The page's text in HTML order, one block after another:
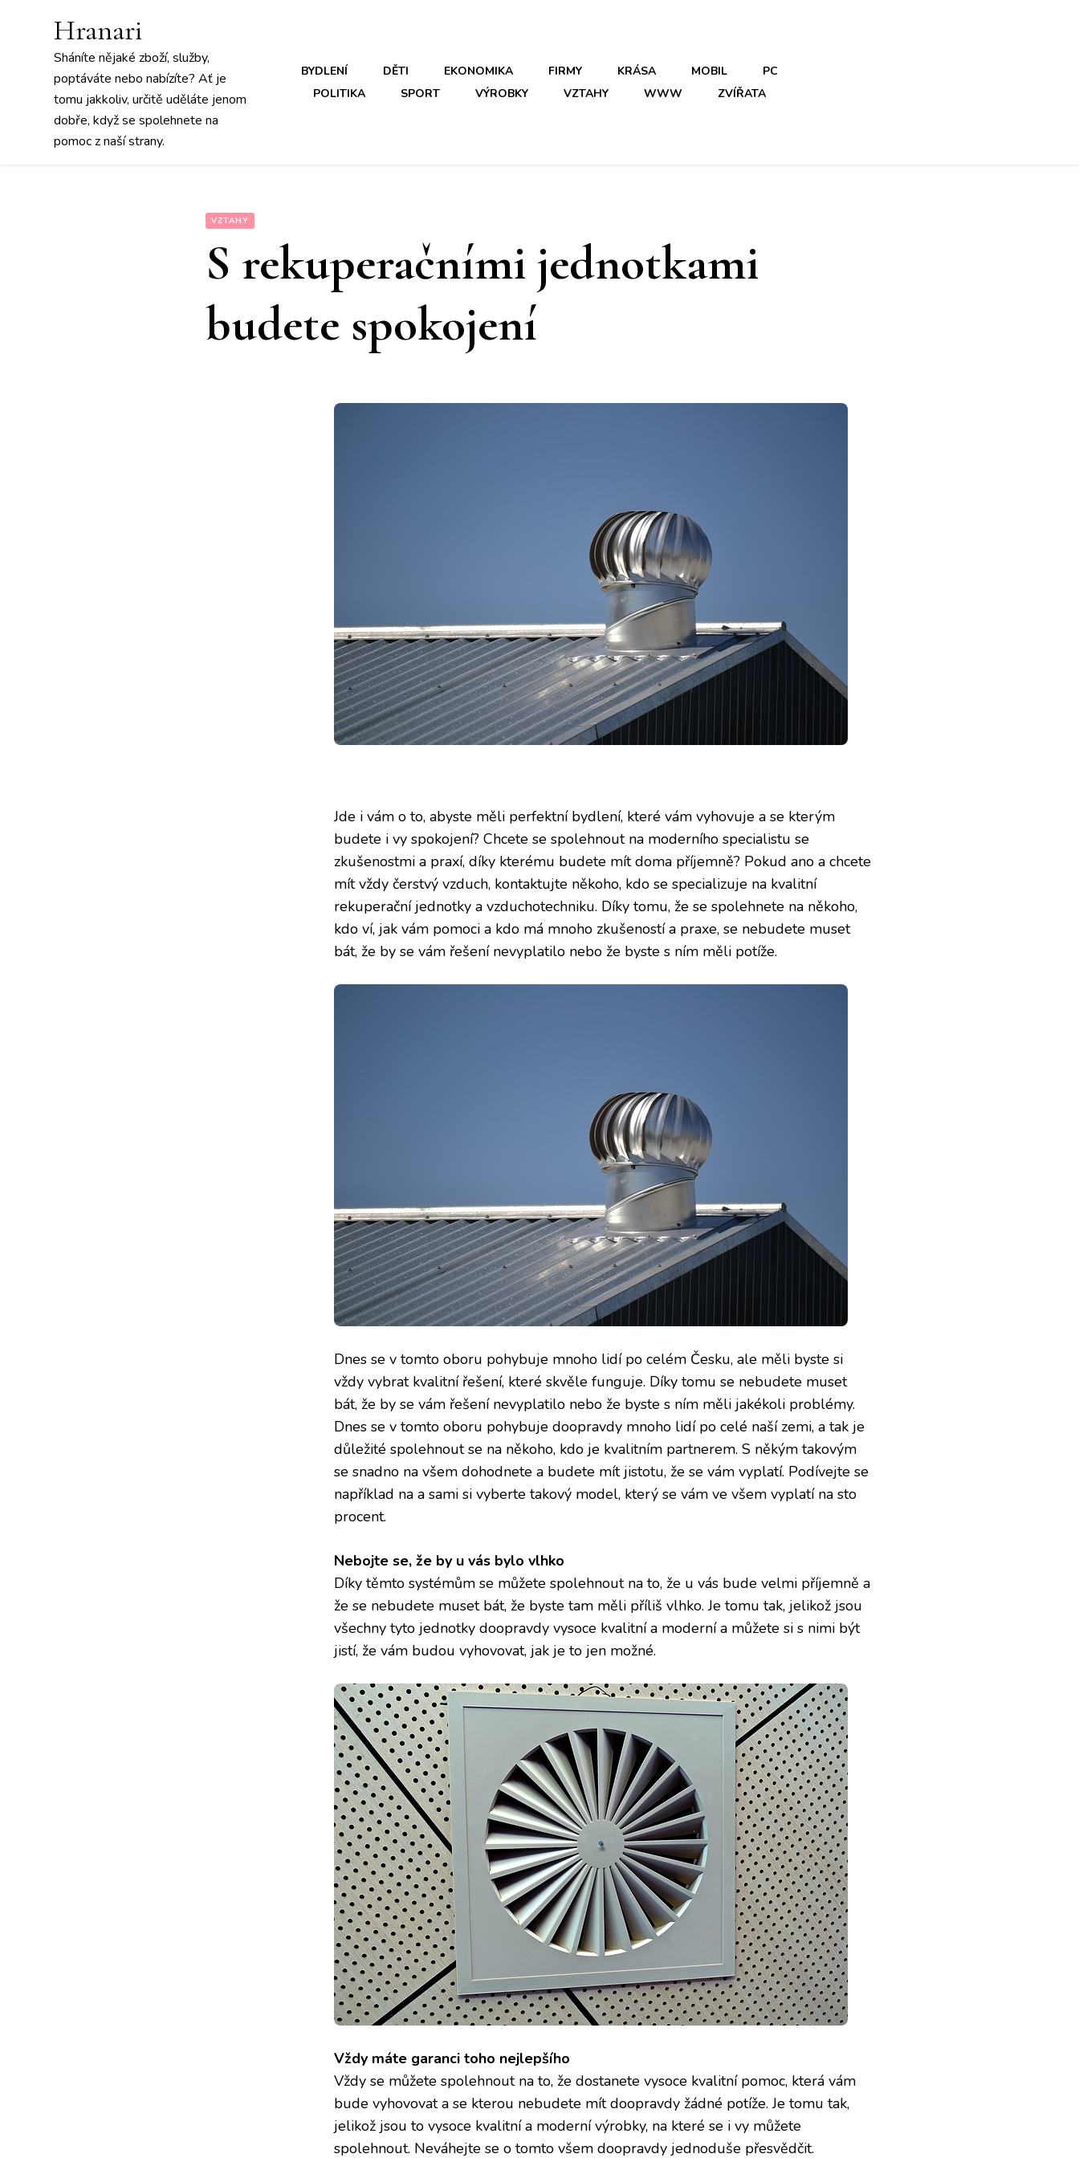
Hranari
Sháníte nějaké zboží, služby,
poptáváte nebo nabízíte? Ať je
tomu jakkoliv, určitě uděláte jenom
dobře, když se spolehnete na
pomoc z naší strany.
BYDLENÍ DĚTI EKONOMIKA FIRMY KRÁSA MOBIL
PC
POLITIKA
SPORT VÝROBKY VZTAHY WWW ZVÍŘATA
VZTAHY
S rekuperačními jednotkami
budete spokojení
Jde i vám o to, abyste měli perfektní bydlení, které vám vyhovuje a se kterým
budete i vy spokojení? Chcete se spolehnout na moderního specialistu se
zkušenostmi a praxí, díky kterému budete mít doma příjemně? Pokud ano a chcete
mít vždy čerstvý vzduch, kontaktujte někoho, kdo se specializuje na kvalitní
rekuperační jednotky a vzduchotechniku. Díky tomu, že se spolehnete na někoho,
kdo ví, jak vám pomoci a kdo má mnoho zkušeností a praxe, se nebudete muset
bát, že by se vám řešení nevyplatilo nebo že byste s ním měli potíže.
Dnes se v tomto oboru pohybuje mnoho lidí po celém Česku, ale měli byste si
vždy vybrat kvalitní řešení, které skvěle funguje. Díky tomu se nebudete muset
bát, že by se vám řešení nevyplatilo nebo že byste s ním měli jakékoli problémy.
Dnes se v tomto oboru pohybuje doopravdy mnoho lidí po celé naší zemi, a tak je
důležité spolehnout se na někoho, kdo je kvalitním partnerem. S někým takovým
se snadno na všem dohodnete a budete mít jistotu, že se vám vyplatí. Podívejte se
například na a sami si vyberte takový model, který se vám ve všem vyplatí na sto
procent.
Nebojte se, že by u vás bylo vlhko
Díky těmto systémům se můžete spolehnout na to, že u vás bude velmi příjemně a
že se nebudete muset bát, že byste tam měli příliš vlhko. Je tomu tak, jelikož jsou
všechny tyto jednotky doopravdy vysoce kvalitní a moderní a můžete si s nimi být
jistí, že vám budou vyhovovat, jak je to jen možné.
Vždy máte garanci toho nejlepšího
Vždy se můžete spolehnout na to, že dostanete vysoce kvalitní pomoc, která vám
bude vyhovovat a se kterou nebudete mít doopravdy žádné potíže. Je tomu tak,
jelikož jsou to vysoce kvalitní a moderní výrobky, na které se i vy můžete
spolehnout. Neváhejte se o tomto všem doopravdy jednoduše přesvědčit.